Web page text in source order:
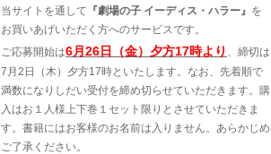
当サイトを通して 『劇場の子 イーディス・ハラー』 を
お買いあげいただく方へのサービスです。
ご応募開始は6月26日（金）夕方17時より 、締切は
7月2日（木）夕方17時といたします。なお、先着順で
満数になりしだい受付を締め切らせていただきます。購
入はお１人様上下巻１セット限りとさせていただきま
す。書籍にはお客様のお名前は入りません。あらかじめ
ご了承ください。